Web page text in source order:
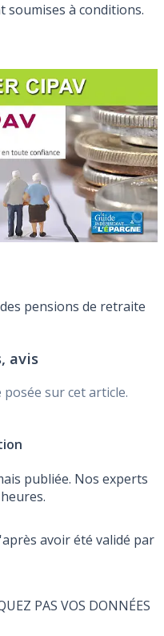
à conditions.
pensions de retraite
avis
sur cet article.
publiée. Nos experts
avoir été validé par
PAS VOS DONNÉES